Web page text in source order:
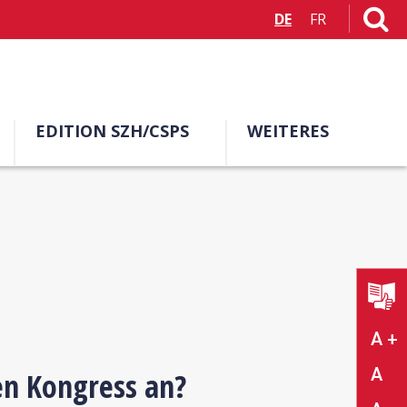
DE FR
EDITION SZH/CSPS WEITERES
A +
A
Kongress an?